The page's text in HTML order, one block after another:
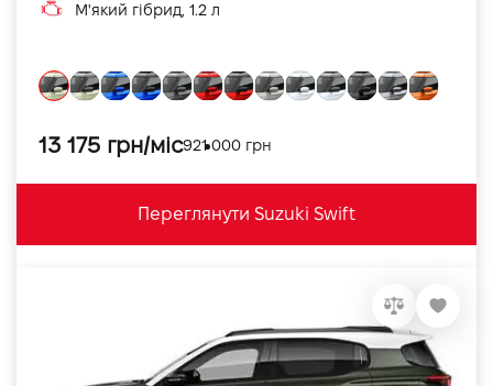
М'який гібрид, 1.2 л
13 175 грн/міс921 000 грн
Переглянути Suzuki Swift